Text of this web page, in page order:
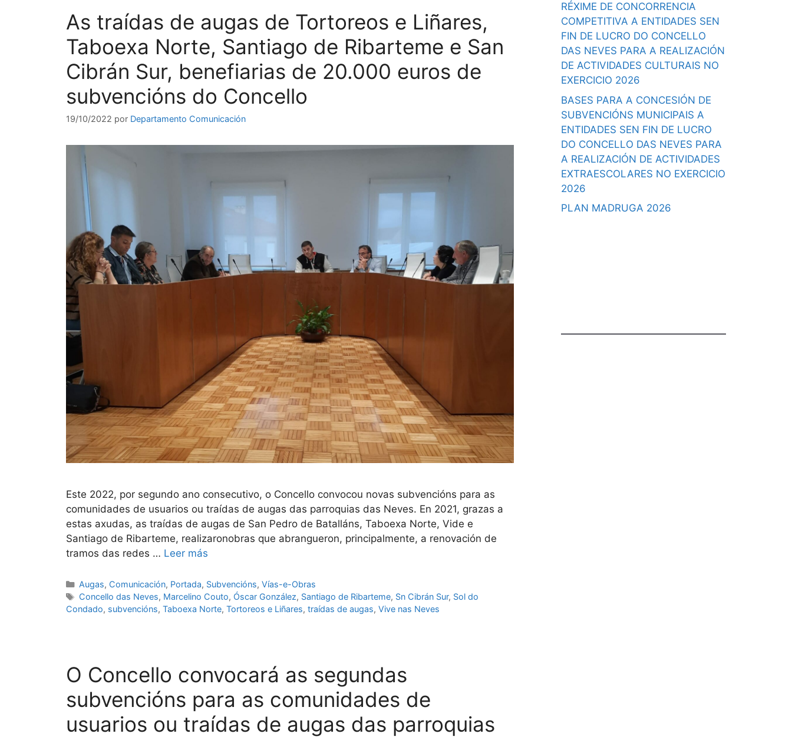
As traídas de augas de Tortoreos e Liñares,
Taboexa Norte, Santiago de Ribarteme e San
Cibrán Sur, benefiarias de 20.000 euros de
subvencións do Concello
19/10/2022 por Departamento Comunicación
Este 2022, por segundo ano consecutivo, o Concello convocou novas subvencións para as
comunidades de usuarios ou traídas de augas das parroquias das Neves. En 2021, grazas a
estas axudas, as traídas de augas de San Pedro de Batalláns, Taboexa Norte, Vide e
Santiago de Ribarteme, realizaronobras que abrangueron, principalmente, a renovación de
tramos das redes … Leer más
Augas, Comunicación, Portada, Subvencións, Vías-e-Obras
Concello das Neves, Marcelino Couto, Óscar González, Santiago de Ribarteme, Sn Cibrán Sur, Sol do
Condado, subvencións, Taboexa Norte, Tortoreos e Liñares, traídas de augas, Vive nas Neves
O Concello convocará as segundas
subvencións para as comunidades de
usuarios ou traídas de augas das parroquias
RÉXIME DE CONCORRENCIA
COMPETITIVA A ENTIDADES SEN
FIN DE LUCRO DO CONCELLO
DAS NEVES PARA A REALIZACIÓN
DE ACTIVIDADES CULTURAIS NO
EXERCICIO 2026
BASES PARA A CONCESIÓN DE
SUBVENCIÓNS MUNICIPAIS A
ENTIDADES SEN FIN DE LUCRO
DO CONCELLO DAS NEVES PARA
A REALIZACIÓN DE ACTIVIDADES
EXTRAESCOLARES NO EXERCICIO
2026
PLAN MADRUGA 2026